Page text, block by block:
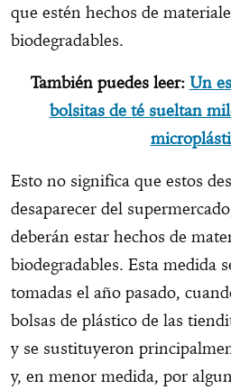
que estén hechos de
biodegradables.
También puedes leer: Un
bolsitas de té sueltan
Esto no significa que estos
desaparecer del
deberán estar hechos de
biodegradables. Esta medida
tomadas el año pasado,
bolsas de plástico de las
y se sustituyeron
y, en menor medida, por